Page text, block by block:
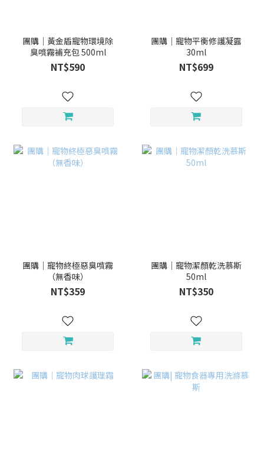
團購｜黃金盾寵物環境除
臭噴霧補充包 500ml
NT$590
團購｜寵物平衡修護凝露
30ml
NT$699
團購｜寵物終極惡臭噴霧
（無香味）
NT$359
團購｜寵物潔顏乾洗慕斯
50ml
NT$350